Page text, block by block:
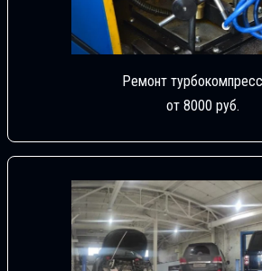
Ремонт
от 8000 руб.